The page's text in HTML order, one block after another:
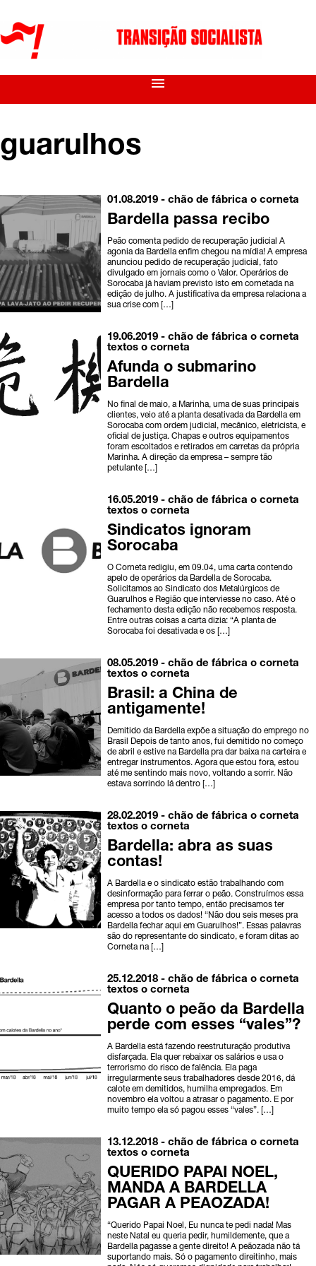
menu
guarulhos
01.08.2019 -chão de fábrica o corneta
Bardella passa recibo
Peão comenta pedido de recuperação judicial A
agonia da Bardella enfim chegou na mídia! A empresa
anunciou pedido de recuperação judicial, fato
divulgado em jornais como o Valor. Operários de
Sorocaba já haviam previsto isto em cornetada na
edição de julho. A justificativa da empresa relaciona a
sua crise com […]
19.06.2019 -chão de fábrica o corneta
textos o corneta
Afunda o submarino
Bardella
No final de maio, a Marinha, uma de suas principais
clientes, veio até a planta desativada da Bardella em
Sorocaba com ordem judicial, mecânico, eletricista, e
oficial de justiça. Chapas e outros equipamentos
foram escoltados e retirados em carretas da própria
Marinha. A direção da empresa – sempre tão
petulante […]
16.05.2019 -chão de fábrica o corneta
textos o corneta
Sindicatos ignoram
Sorocaba
O Corneta redigiu, em 09.04, uma carta contendo
apelo de operários da Bardella de Sorocaba.
Solicitamos ao Sindicato dos Metalúrgicos de
Guarulhos e Região que interviesse no caso. Até o
fechamento desta edição não recebemos resposta.
Entre outras coisas a carta dizia: “A planta de
Sorocaba foi desativada e os […]
08.05.2019 -chão de fábrica o corneta
textos o corneta
Brasil: a China de
antigamente!
Demitido da Bardella expõe a situação do emprego no
Brasil Depois de tanto anos, fui demitido no começo
de abril e estive na Bardella pra dar baixa na carteira e
entregar instrumentos. Agora que estou fora, estou
até me sentindo mais novo, voltando a sorrir. Não
estava sorrindo lá dentro […]
28.02.2019 -chão de fábrica o corneta
textos o corneta
Bardella: abra as suas
contas!
A Bardella e o sindicato estão trabalhando com
desinformação para ferrar o peão. Construímos essa
empresa por tanto tempo, então precisamos ter
acesso a todos os dados! “Não dou seis meses pra
Bardella fechar aqui em Guarulhos!”. Essas palavras
são do representante do sindicato, e foram ditas ao
Corneta na […]
25.12.2018 -chão de fábrica o corneta
textos o corneta
Quanto o peão da Bardella
perde com esses “vales”?
A Bardella está fazendo reestruturação produtiva
disfarçada. Ela quer rebaixar os salários e usa o
terrorismo do risco de falência. Ela paga
irregularmente seus trabalhadores desde 2016, dá
calote em demitidos, humilha empregados. Em
novembro ela voltou a atrasar o pagamento. E por
muito tempo ela só pagou esses “vales”. […]
13.12.2018 -chão de fábrica o corneta
textos o corneta
QUERIDO PAPAI NOEL,
MANDA A BARDELLA
PAGAR A PEAOZADA!
“Querido Papai Noel, Eu nunca te pedi nada! Mas
neste Natal eu queria pedir, humildemente, que a
Bardella pagasse a gente direito! A peãozada não tá
suportando mais. Só o pagamento direitinho, mais